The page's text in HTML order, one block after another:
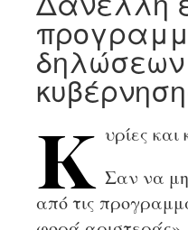
δηλώσεων
Κ υρίες και
Σαν να
από τις